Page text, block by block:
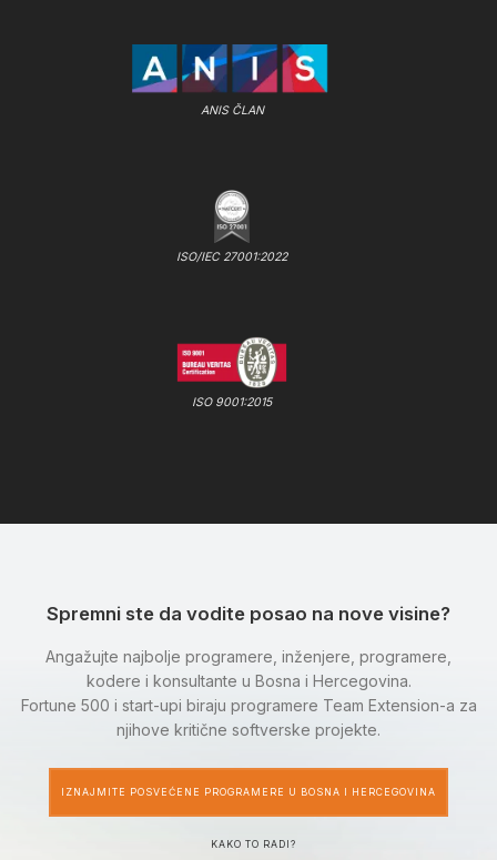
ANIS ČLAN
ISO/IEC 27001:2022
ISO 9001:2015
Spremni ste da vodite posao na nove visine?
Angažujte najbolje programere, inženjere, programere,
kodere i konsultante u Bosna i Hercegovina.
Fortune 500 i start-upi biraju programere Team Extension-a za
njihove kritične softverske projekte.
IZNAJMITE POSVEĆENE PROGRAMERE U BOSNA I HERCEGOVINA
KAKO TO RADI?